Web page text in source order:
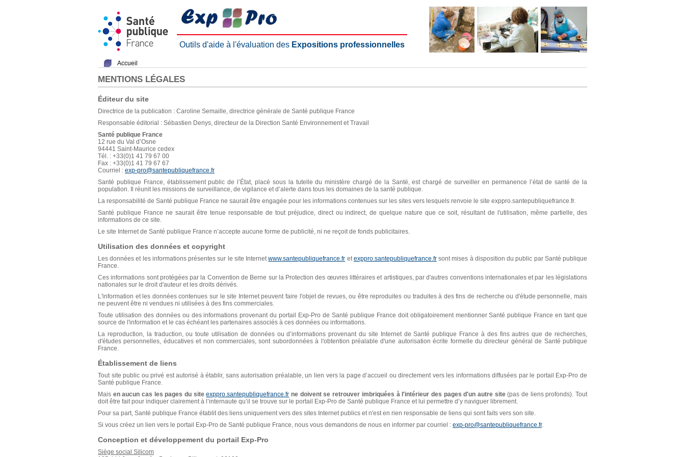
Outils d'aide à l'évaluation des Expositions professionnelles
Accueil
MENTIONS LÉGALES
Éditeur du site
Directrice de la publication : Caroline Semaille, directrice générale de Santé publique France
Responsable éditorial : Sébastien Denys, directeur de la Direction Santé Environnement et Travail
Santé publique France
12 rue du Val d’Osne
94441 Saint-Maurice cedex
Tél. : +33(0)1 41 79 67 00
Fax : +33(0)1 41 79 67 67
Courriel : exp-pro@santepubliquefrance.fr
Santé publique France, établissement public de l’État, placé sous la tutelle du ministère chargé de la Santé, est chargé de surveiller en permanence l’état de santé de la
population. Il réunit les missions de surveillance, de vigilance et d’alerte dans tous les domaines de la santé publique.
La responsabilité de Santé publique France ne saurait être engagée pour les informations contenues sur les sites vers lesquels renvoie le site exppro.santepubliquefrance.fr.
Santé publique France ne saurait être tenue responsable de tout préjudice, direct ou indirect, de quelque nature que ce soit, résultant de l'utilisation, même partielle, des
informations de ce site.
Le site Internet de Santé publique France n’accepte aucune forme de publicité, ni ne reçoit de fonds publicitaires.
Utilisation des données et copyright
Les données et les informations présentes sur le site Internetwww.santepubliquefrance.fr etexppro.santepubliquefrance.frsont mises à disposition du public par Santé publique
France.
Ces informations sont protégées par la Convention de Berne sur la Protection des œuvres littéraires et artistiques, par d'autres conventions internationales et par les législations
nationales sur le droit d'auteur et les droits dérivés.
L'information et les données contenues sur le site Internet peuvent faire l'objet de revues, ou être reproduites ou traduites à des fins de recherche ou d'étude personnelle, mais
ne peuvent être ni vendues ni utilisées à des fins commerciales.
Toute utilisation des données ou des informations provenant du portail Exp-Pro de Santé publique France doit obligatoirement mentionner Santé publique France en tant que
source de l'information et le cas échéant les partenaires associés à ces données ou informations.
La reproduction, la traduction, ou toute utilisation de données ou d’informations provenant du site Internet de Santé publique France à des fins autres que de recherches,
d'études personnelles, éducatives et non commerciales, sont subordonnées à l'obtention préalable d'une autorisation écrite formelle du directeur général de Santé publique
France.
Établissement de liens
Tout site public ou privé est autorisé à établir, sans autorisation préalable, un lien vers la page d’accueil ou directement vers les informations diffusées par le portail Exp-Pro de
Santé publique France.
Mais en aucun cas les pages du siteexppro.santepubliquefrance.fr ne doivent se retrouver imbriquées à l'intérieur des pages d'un autre site(pas de liens profonds). Tout
doit être fait pour indiquer clairement à l’internaute qu’il se trouve sur le portail Exp-Pro de Santé publique France et lui permettre d’y naviguer librement.
Pour sa part, Santé publique France établit des liens uniquement vers des sites Internet publics et n'est en rien responsable de liens qui sont faits vers son site.
Si vous créez un lien vers le portail Exp-Pro de Santé publique France, nous vous demandons de nous en informer par courriel : exp-pro@santepubliquefrance.fr.
Conception et développement du portail Exp-Pro
Siège social Silicom